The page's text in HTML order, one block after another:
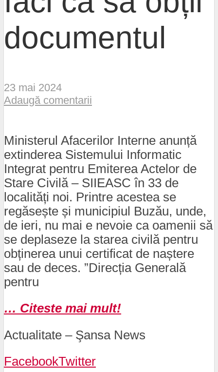
documentul
23 mai 2024
Adaugă comentarii
Ministerul Afacerilor Interne anunță
extinderea Sistemului Informatic
Integrat pentru Emiterea Actelor de
Stare Civilă – SIIEASC în 33 de
localități noi. Printre acestea se
regăsește și municipiul Buzău, unde,
de ieri, nu mai e nevoie ca oamenii să
se deplaseze la starea civilă pentru
obținerea unui certificat de naștere
sau de deces. ”Direcția Generală
pentru
… Citeste mai mult!
Actualitate – Şansa News
FacebookTwitter